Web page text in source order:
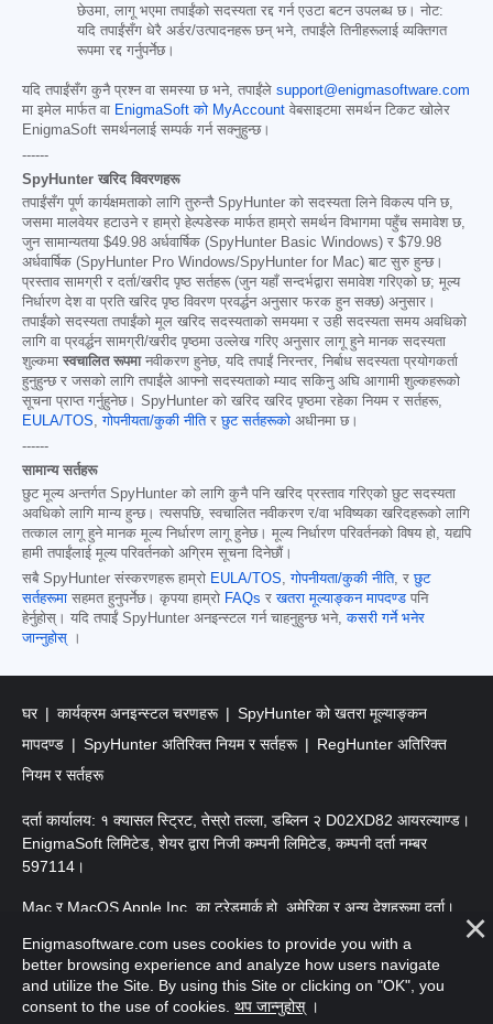
छेउमा, लागू भएमा तपाईंको सदस्यता रद्द गर्न एउटा बटन उपलब्ध छ। नोट:
यदि तपाईंसँग धेरै अर्डर/उत्पादनहरू छन् भने, तपाईंले तिनीहरूलाई व्यक्तिगत
रूपमा रद्द गर्नुपर्नेछ।
यदि तपाईंसँग कुनै प्रश्न वा समस्या छ भने, तपाईंले support@enigmasoftware.com
मा इमेल मार्फत वा EnigmaSoft को MyAccount वेबसाइटमा समर्थन टिकट खोलेर
EnigmaSoft समर्थनलाई सम्पर्क गर्न सक्नुहुन्छ।
------
SpyHunter खरिद विवरणहरू
तपाईंसँग पूर्ण कार्यक्षमताको लागि तुरुन्तै SpyHunter को सदस्यता लिने विकल्प पनि छ,
जसमा मालवेयर हटाउने र हाम्रो हेल्पडेस्क मार्फत हाम्रो समर्थन विभागमा पहुँच समावेश छ,
जुन सामान्यतया $49.98 अर्धवार्षिक (SpyHunter Basic Windows) र $79.98
अर्धवार्षिक (SpyHunter Pro Windows/SpyHunter for Mac) बाट सुरु हुन्छ।
प्रस्ताव सामग्री र दर्ता/खरीद पृष्ठ सर्तहरू (जुन यहाँ सन्दर्भद्वारा समावेश गरिएको छ; मूल्य
निर्धारण देश वा प्रति खरिद पृष्ठ विवरण प्रवर्द्धन अनुसार फरक हुन सक्छ) अनुसार।
तपाईंको सदस्यता तपाईंको मूल खरिद सदस्यताको समयमा र उही सदस्यता समय अवधिको
लागि वा प्रवर्द्धन सामग्री/खरीद पृष्ठमा उल्लेख गरिए अनुसार लागू हुने मानक सदस्यता
शुल्कमा स्वचालित रूपमानवीकरण हुनेछ, यदि तपाईं निरन्तर, निर्बाध सदस्यता प्रयोगकर्ता
हुनुहुन्छ र जसको लागि तपाईंले आफ्नो सदस्यताको म्याद सकिनु अघि आगामी शुल्कहरूको
सूचना प्राप्त गर्नुहुनेछ। SpyHunter को खरिद खरिद पृष्ठमा रहेका नियम र सर्तहरू,
EULA/TOS ,गोपनीयता/कुकी नीतिरछुट सर्तहरूको अधीनमा छ।
------
सामान्य सर्तहरू
छुट मूल्य अन्तर्गत SpyHunter को लागि कुनै पनि खरिद प्रस्ताव गरिएको छुट सदस्यता
अवधिको लागि मान्य हुन्छ। त्यसपछि, स्वचालित नवीकरण र/वा भविष्यका खरिदहरूको लागि
तत्काल लागू हुने मानक मूल्य निर्धारण लागू हुनेछ। मूल्य निर्धारण परिवर्तनको विषय हो, यद्यपि
हामी तपाईंलाई मूल्य परिवर्तनको अग्रिम सूचना दिनेछौं।
सबै SpyHunter संस्करणहरू हाम्रो EULA/TOS ,गोपनीयता/कुकी नीति, रछुट
सर्तहरूमा सहमत हुनुपर्नेछ। कृपया हाम्रो FAQs रखतरा मूल्याङ्कन मापदण्ड पनि
हेर्नुहोस्। यदि तपाईं SpyHunter अनइन्स्टल गर्न चाहनुहुन्छ भने,कसरी गर्ने भनेर
जान्नुहोस् ।
घर कार्यक्रम अनइन्स्टल चरणहरू
SpyHunter को खतरा मूल्याङ्कन
मापदण्ड
SpyHunter अतिरिक्त नियम र सर्तहरू
RegHunter अतिरिक्त
नियम र सर्तहरू
दर्ता कार्यालय: १ क्यासल स्ट्रिट, तेस्रो तल्ला, डब्लिन २ D02XD82 आयरल्याण्ड।
EnigmaSoft लिमिटेड, शेयर द्वारा निजी कम्पनी लिमिटेड, कम्पनी दर्ता नम्बर
597114।
Mac र MacOS Apple Inc. का ट्रेडमार्क हो, अमेरिका र अन्य देशहरूमा दर्ता।
प्रतिलिपि अधिकार 2016-2026। EnigmaSoft Ltd. सर्वाधिकार सुरक्षित।
Enigmasoftware.com uses cookies to provide you with a
better browsing experience and analyze how users navigate
and utilize the Site. By using this Site or clicking on "OK", you
consent to the use of cookies. थप जान्नुहोस्।